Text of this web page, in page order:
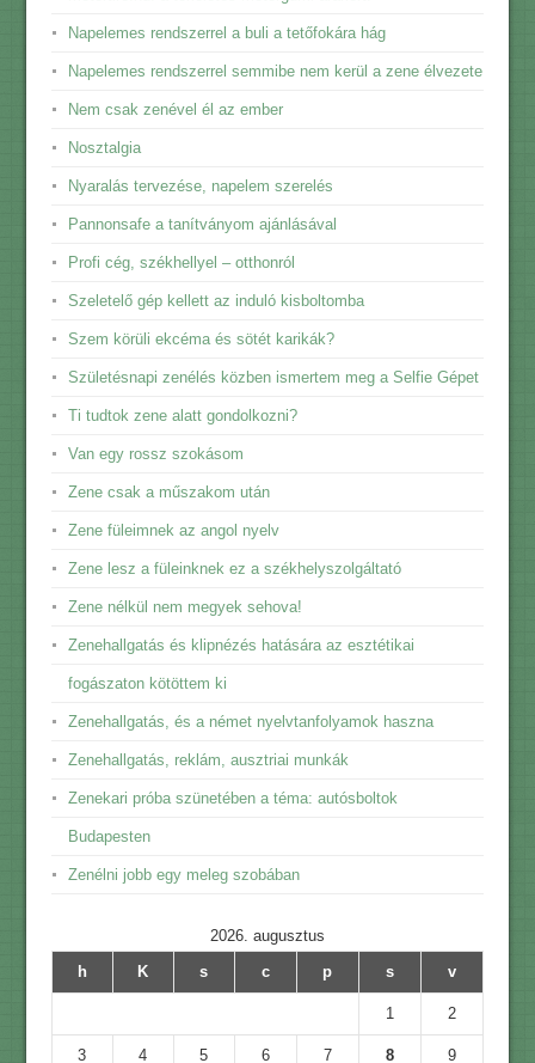
Napelemes rendszerrel a buli a tetőfokára hág
Napelemes rendszerrel semmibe nem kerül a zene élvezete
Nem csak zenével él az ember
Nosztalgia
Nyaralás tervezése, napelem szerelés
Pannonsafe a tanítványom ajánlásával
Profi cég, székhellyel – otthonról
Szeletelő gép kellett az induló kisboltomba
Szem körüli ekcéma és sötét karikák?
Születésnapi zenélés közben ismertem meg a Selfie Gépet
Ti tudtok zene alatt gondolkozni?
Van egy rossz szokásom
Zene csak a műszakom után
Zene füleimnek az angol nyelv
Zene lesz a füleinknek ez a székhelyszolgáltató
Zene nélkül nem megyek sehova!
Zenehallgatás és klipnézés hatására az esztétikai
fogászaton kötöttem ki
Zenehallgatás, és a német nyelvtanfolyamok haszna
Zenehallgatás, reklám, ausztriai munkák
Zenekari próba szünetében a téma: autósboltok
Budapesten
Zenélni jobb egy meleg szobában
2026. augusztus
h
K s c p s v
1 2
3 4 5 6 7 8 9